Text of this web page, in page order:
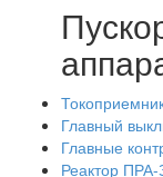
Главный
Главные
Реактор